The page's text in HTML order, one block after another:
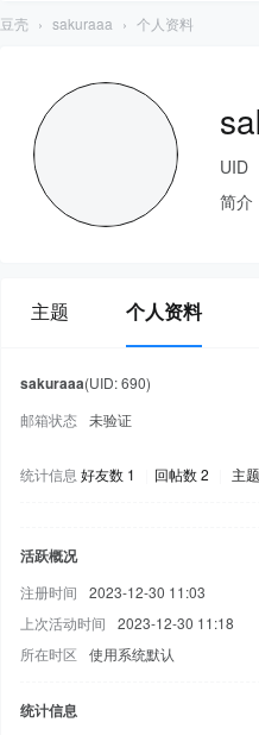
豆壳 › sakuraaa › 个人资料
UID
简介
主题 个人资料
sakuraaa(UID: 690)
邮箱状态
未验证
统计信息 好友数 1 回帖数 2 主
活跃概况
注册时间 2023-12-30 11:03
上次活动时间
2023-12-30 11:18
所在时区
使用系统默认
统计信息